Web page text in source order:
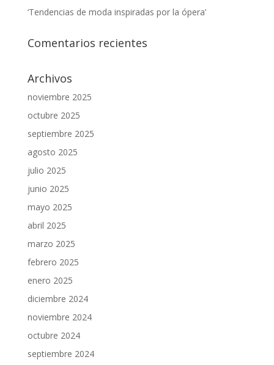
‘Tendencias de moda inspiradas por la ópera’
Comentarios recientes
Archivos
noviembre 2025
octubre 2025
septiembre 2025
agosto 2025
julio 2025
junio 2025
mayo 2025
abril 2025
marzo 2025
febrero 2025
enero 2025
diciembre 2024
noviembre 2024
octubre 2024
septiembre 2024